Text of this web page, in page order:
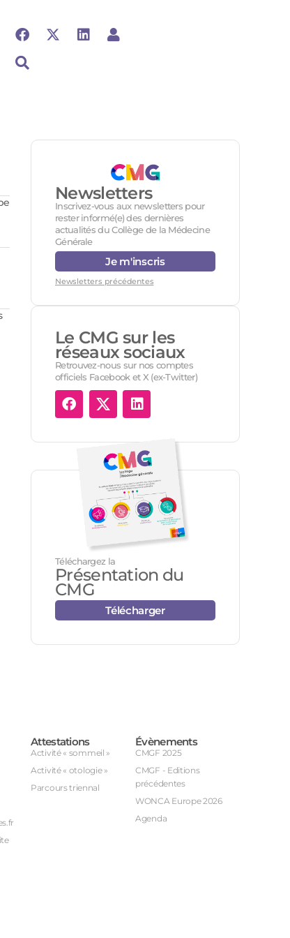
Newsletters
Inscrivez-vous aux newsletters pour
rester informé(e) des dernières
actualités du Collège de la Médecine
Générale
Je m'inscris
Newsletters précédentes
Le CMG sur les
réseaux sociaux
Retrouvez-nous sur nos comptes
officiels Facebook et X (ex-Twitter)
Téléchargez la
Présentation du
CMG
Télécharger
Attestations
Activité « sommeil »
Activité « otologie »
Parcours triennal
Évènements
CMGF 2025
CMGF - Editions
précédentes
WONCA Europe 2026
Agenda